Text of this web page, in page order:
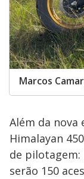
Marcos
Além da nova
Himalayan
de pilotagem:
serão 150